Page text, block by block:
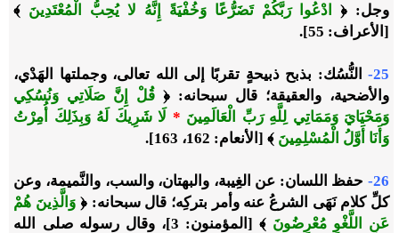
وجل: ﴿
ادْعُوا رَبَّكُمْ تَضَرُّعًا وَخُفْيَةً إِنَّهُ لا يُحِبُّ الْمُعْتَدِينَ ﴾
[الأعراف: 55].
25-
النُّسُك: بذبح ذبيحةٍ تقربًا إلى الله تعالى، وجملتها الهَدْي،
والأضحية، والعقيقة؛ قال سبحانه: ﴿ قُلْ إِنَّ صَلَاتِي وَنُسُكِي
وَمَحْيَايَ وَمَمَاتِي لِلَّهِ رَبِّ الْعَالَمِينَ * لَا شَرِيكَ لَهُ وَبِذَلِكَ أُمِرْتُ
وَأَنَا أَوَّلُ الْمُسْلِمِينَ ﴾ [الأنعام: 162، 163].
26-
حفظ اللسان: عن الغِيبة، والبهتان، والسب، والنَّميمة، وعن
كلِّ كلام نَهَى الشرعُ عنه وأمر بتركِه؛ قال سبحانه: ﴿ وَالَّذِينَ هُمْ
عَنِ اللَّغْوِ مُعْرِضُونَ
﴾ [المؤمنون: 3]، وقال رسوله صلى الله